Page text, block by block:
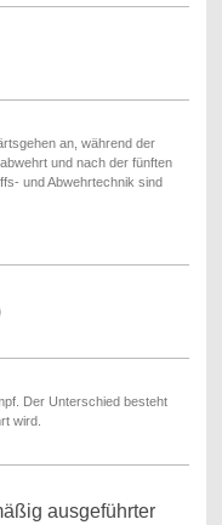
an, während der
und nach der fünften
und Abwehrtechnik sind
Der Unterschied besteht
wird.
ausgeführter